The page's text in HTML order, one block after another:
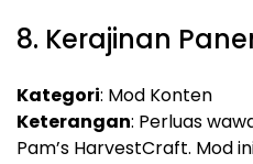
8. Kerajinan
Kategori: Mod Konten
Keterangan: Perluas
Pam’s HarvestCraft. Mod